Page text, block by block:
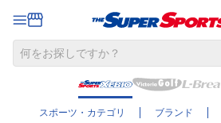
スポーツ・カテゴリ ブランド